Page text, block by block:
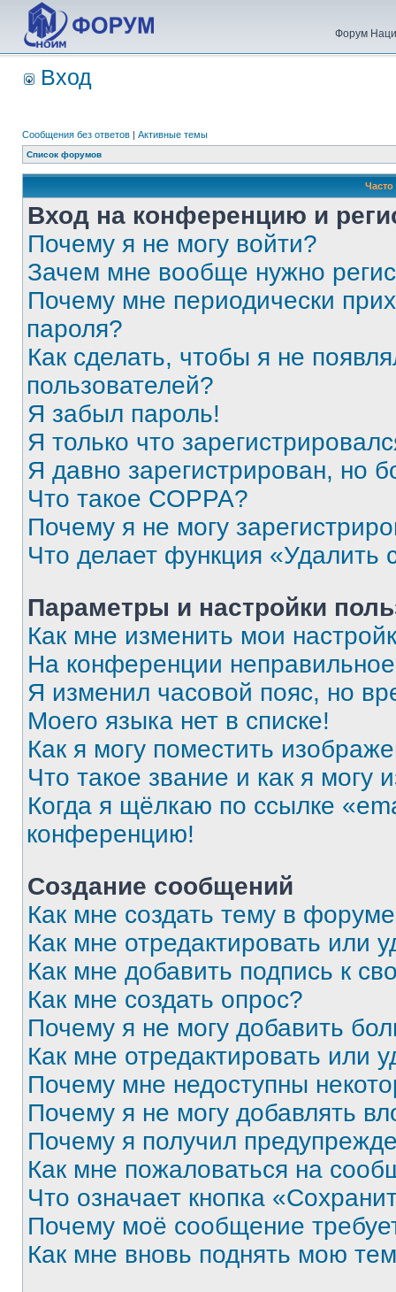
Форум
Вход
Сообщения без ответов | Активные темы
Список форумов
Вход на конференцию и
Почему я не могу войти?
Зачем мне вообще нужно
Почему мне периодически
пароля?
Как сделать, чтобы я не
пользователей?
Я забыл пароль!
Я только что
Я давно зарегистрирован, но
Что такое COPPA?
Почему я не могу
Что делает функция «Удалить
Параметры и настройки
Как мне изменить мои
На конференции
Я изменил часовой пояс, но
Моего языка нет в списке!
Как я могу поместить
Что такое звание и как я могу
Когда я щёлкаю по ссылке
конференцию!
Создание сообщений
Как мне создать тему в
Как мне отредактировать или
Как мне добавить подпись к
Как мне создать опрос?
Почему я не могу добавить
Как мне отредактировать или
Почему мне недоступны
Почему я не могу добавлять
Почему я получил
Как мне пожаловаться на
Что означает кнопка
Почему моё сообщение
Как мне вновь поднять мою